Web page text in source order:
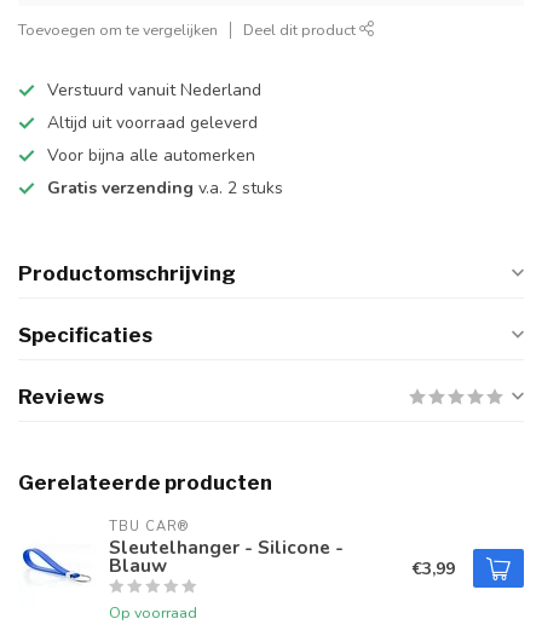
Toevoegen om te vergelijken Deel dit product
Verstuurd vanuit Nederland
Altijd uit voorraad geleverd
Voor bijna alle automerken
Gratis verzending v.a. 2 stuks
Productomschrijving
Specificaties
Reviews
Gerelateerde producten
TBU CAR®
Sleutelhanger - Silicone -
Blauw
Op voorraad
€3,99